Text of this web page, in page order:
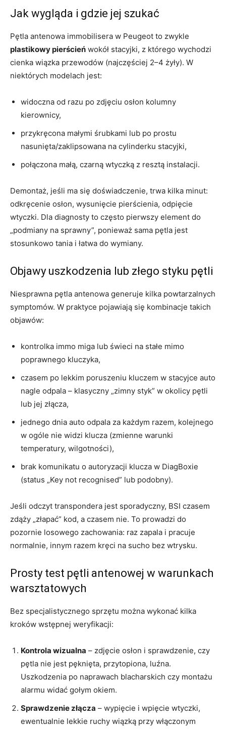
Jak wygląda i gdzie jej szukać
Pętla antenowa immobilisera w Peugeot to zwykle
plastikowy pierścień wokół stacyjki, z którego wychodzi
cienka wiązka przewodów (najczęściej 2–4 żyły). W
niektórych modelach jest:
widoczna od razu po zdjęciu osłon kolumny
kierownicy,
przykręcona małymi śrubkami lub po prostu
nasunięta/zaklipsowana na cylinderku stacyjki,
połączona małą, czarną wtyczką z resztą instalacji.
Demontaż, jeśli ma się doświadczenie, trwa kilka minut:
odkręcenie osłon, wysunięcie pierścienia, odpięcie
wtyczki. Dla diagnosty to często pierwszy element do
„podmiany na sprawny”, ponieważ sama pętla jest
stosunkowo tania i łatwa do wymiany.
Objawy uszkodzenia lub złego styku pętli
Niesprawna pętla antenowa generuje kilka powtarzalnych
symptomów. W praktyce pojawiają się kombinacje takich
objawów:
kontrolka immo miga lub świeci na stałe mimo
poprawnego kluczyka,
czasem po lekkim poruszeniu kluczem w stacyjce auto
nagle odpala – klasyczny „zimny styk” w okolicy pętli
lub jej złącza,
jednego dnia auto odpala za każdym razem, kolejnego
w ogóle nie widzi klucza (zmienne warunki
temperatury, wilgotności),
brak komunikatu o autoryzacji klucza w DiagBoxie
(status „Key not recognised” lub podobny).
Jeśli odczyt transpondera jest sporadyczny, BSI czasem
zdąży „złapać” kod, a czasem nie. To prowadzi do
pozornie losowego zachowania: raz zapala i pracuje
normalnie, innym razem kręci na sucho bez wtrysku.
Prosty test pętli antenowej w warunkach
warsztatowych
Bez specjalistycznego sprzętu można wykonać kilka
kroków wstępnej weryfikacji:
Kontrola wizualna – zdjęcie osłon i sprawdzenie, czy
pętla nie jest pęknięta, przytopiona, luźna.
Uszkodzenia po naprawach blacharskich czy montażu
alarmu widać gołym okiem.
Sprawdzenie złącza – wypięcie i wpięcie wtyczki,
ewentualnie lekkie ruchy wiązką przy włączonym